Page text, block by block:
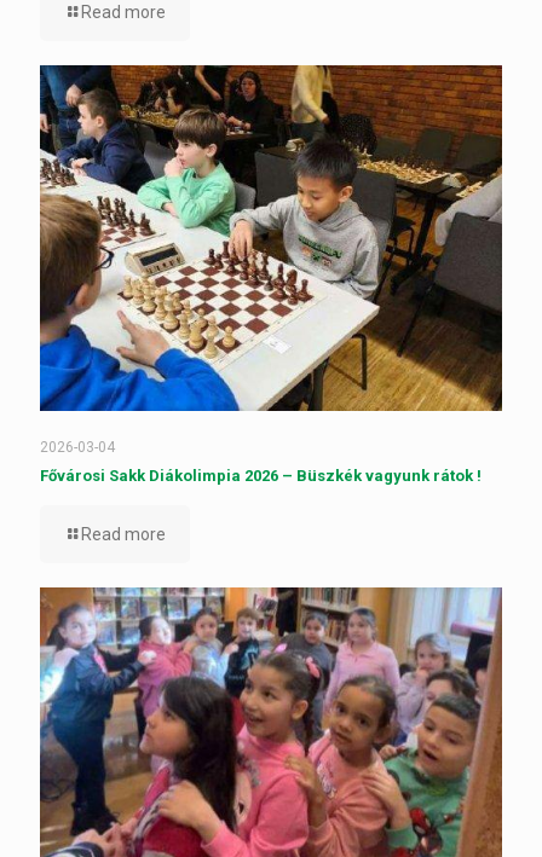
Read more
2026-03-04
Fővárosi Sakk Diákolimpia 2026 – Büszkék vagyunk rátok !
Read more